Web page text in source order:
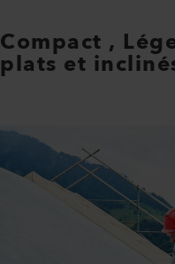
Compact ,
plats et